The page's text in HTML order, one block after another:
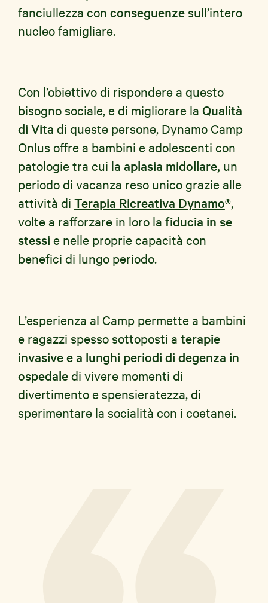
fanciullezza con conseguenzesull’intero
nucleo famigliare.
Con l’obiettivo di rispondere a questo
bisogno sociale, e di migliorare la Qualità
di Vita di queste persone, Dynamo Camp
Onlus offre a bambini e adolescenti con
patologie tra cui la aplasia midollare, un
periodo di vacanza reso unico grazie alle
attività di Terapia Ricreativa Dynamo®,
volte a rafforzare in loro la fiducia in se
stessie nelle proprie capacità con
benefici di lungo periodo.
L’esperienza al Camp permette a bambini
e ragazzi spesso sottoposti a terapie
invasive e a lunghi periodi di degenza in
ospedaledi vivere momenti di
divertimento e spensieratezza, di
sperimentare la socialità con i coetanei.